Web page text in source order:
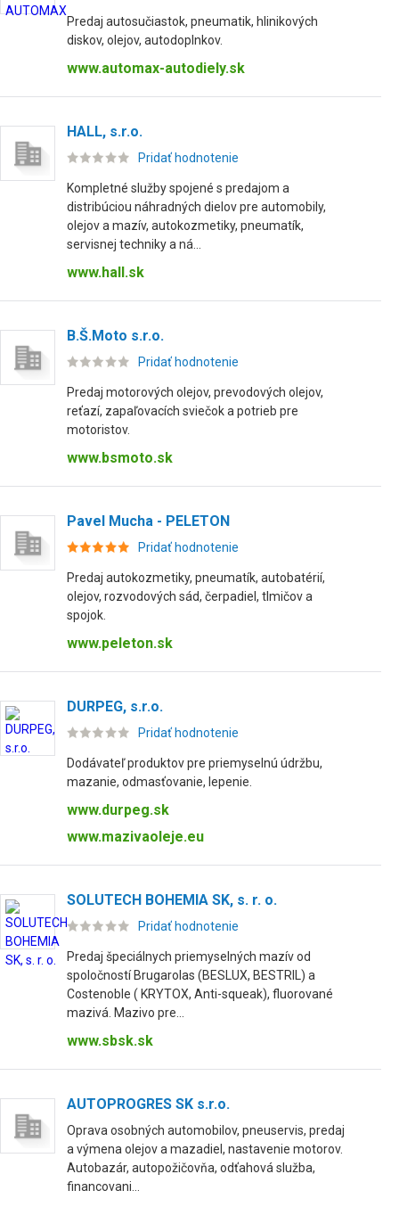
Predaj autosučiastok, pneumatik, hlinikových
diskov, olejov, autodoplnkov.
www.automax-autodiely.sk
HALL, s.r.o.
Pridať hodnotenie
Kompletné služby spojené s predajom a
distribúciou náhradných dielov pre automobily,
olejov a mazív, autokozmetiky, pneumatík,
servisnej techniky a ná...
www.hall.sk
B.Š.Moto s.r.o.
Pridať hodnotenie
Predaj motorových olejov, prevodových olejov,
reťazí, zapaľovacích sviečok a potrieb pre
motoristov.
www.bsmoto.sk
Pavel Mucha - PELETON
Pridať hodnotenie
Predaj autokozmetiky, pneumatík, autobatérií,
olejov, rozvodových sád, čerpadiel, tlmičov a
spojok.
www.peleton.sk
DURPEG, s.r.o.
Pridať hodnotenie
Dodávateľ produktov pre priemyselnú údržbu,
mazanie, odmasťovanie, lepenie.
www.durpeg.sk
www.mazivaoleje.eu
SOLUTECH BOHEMIA SK, s. r. o.
Pridať hodnotenie
Predaj špeciálnych priemyselných mazív od
spoločností Brugarolas (BESLUX, BESTRIL) a
Costenoble ( KRYTOX, Anti-squeak), fluorované
mazivá. Mazivo pre...
www.sbsk.sk
AUTOPROGRES SK s.r.o.
Oprava osobných automobilov, pneuservis, predaj
a výmena olejov a mazadiel, nastavenie motorov.
Autobazár, autopožičovňa, odťahová služba,
financovani...